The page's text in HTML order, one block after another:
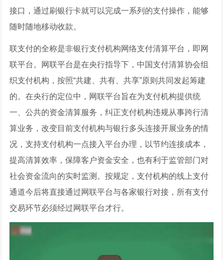
接口，通过刷银行卡就可以完成一系列的支付操作，能够
随时随地移动收款。
联支付的全称是非银行支付机构网络支付清算平台，即网
联平台。网联平台是在央行指导下，中国支付清算协会组
织支付机构，按照“共建、共有、共享”原则共同发起筹建
的。在央行的定位中，网联平台旨在为支付机构提供统
一、公共的资金清算服务，纠正支付机构违规从事跨行清
算业务，改变目前支付机构与银行多头连接开展业务的情
况，支持支付机构一点接入平台办理，以节约连接成本，
提高清算效率，保障客户资金安全，也有利于监管部门对
社会资金流向的实时监测。按规定，支付机构的线上支付
通道今后将直接通过网联平台与各家银行对接，所有支付
交易环节必须经过网联平台才行。